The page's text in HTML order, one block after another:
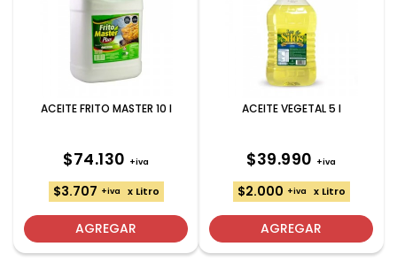
ACEITE FRITO MASTER 10 l
$74.130 +iva
$3.707 +iva x Litro
AGREGAR
ACEITE VEGETAL 5 l
$39.990 +iva
$2.000 +iva x Litro
AGREGAR